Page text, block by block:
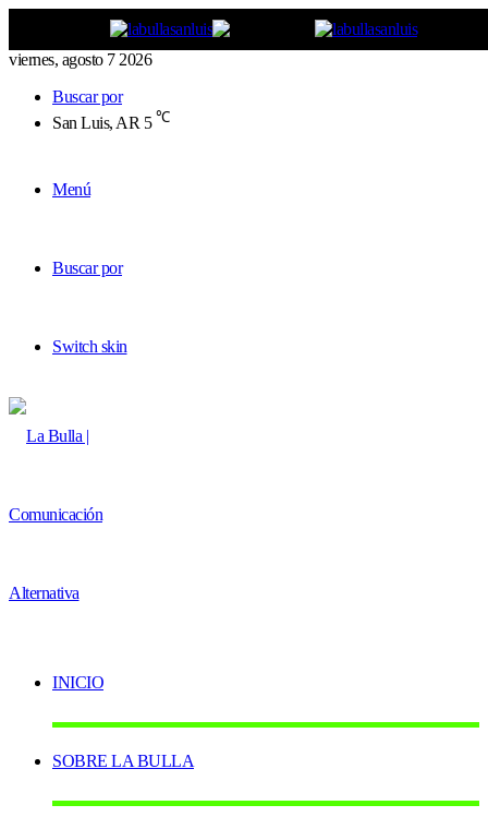
viernes, agosto 7 2026
Buscar por
San Luis, AR 5 ℃
Menú
Buscar por
Switch skin
INICIO
SOBRE LA BULLA